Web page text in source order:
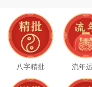
八字精批 流年